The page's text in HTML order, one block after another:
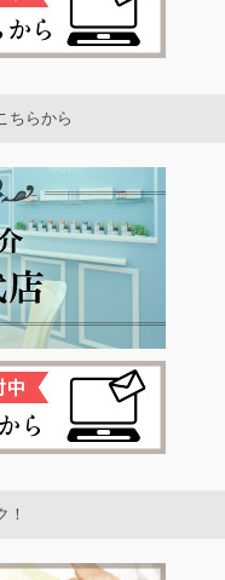
ちらから
！